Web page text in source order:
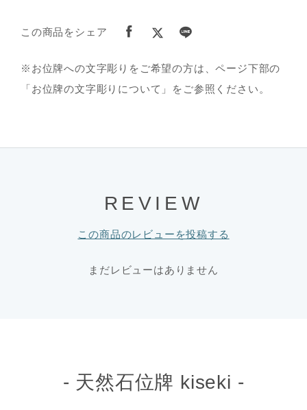
この商品をシェア
※お位牌への文字彫りをご希望の方は、ページ下部の
「お位牌の文字彫りについて」をご参照ください。
REVIEW
この商品のレビューを投稿する
まだレビューはありません
- 天然石位牌 kiseki -